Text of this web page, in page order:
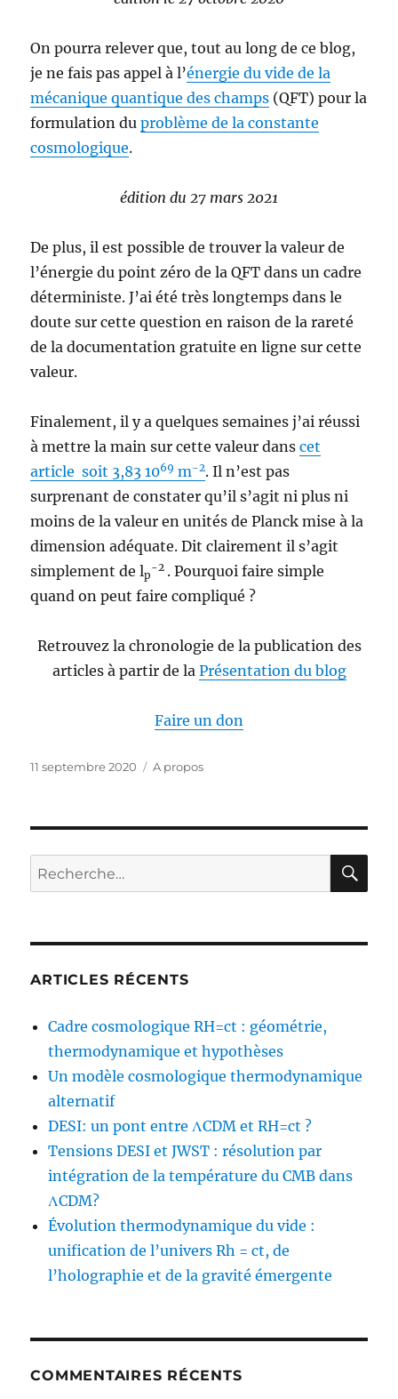
On pourra relever que, tout au long de ce blog,
je ne fais pas appel à l’énergie du vide de la
mécanique quantique des champs (QFT) pour la
formulation duproblème de la constante
cosmologique.
édition du 27 mars 2021
De plus, il est possible de trouver la valeur de
l’énergie du point zéro de la QFT dans un cadre
déterministe. J’ai été très longtemps dans le
doute sur cette question en raison de la rareté
de la documentation gratuite en ligne sur cette
valeur.
Finalement, il y a quelques semaines j’ai réussi
à mettre la main sur cette valeur danscet
article soit 3,83 1069 m-2. Il n’est pas
surprenant de constater qu’il s’agit ni plus ni
moins de la valeur en unités de Planck mise à la
dimension adéquate. Dit clairement il s’agit
simplement de lp
-2 . Pourquoi faire simple
quand on peut faire compliqué ?
Retrouvez la chronologie de la publication des
articles à partir de la Présentation du blog
Faire un don
Publié
11 septembre 2020 Catégories
A propos
Recherche
pour :
ARTICLES RÉCENTS
Cadre cosmologique RH=ct : géométrie,
thermodynamique et hypothèses
Un modèle cosmologique thermodynamique
alternatif
DESI: un pont entre ΛCDM et RH=ct ?
Tensions DESI et JWST : résolution par
intégration de la température du CMB dans
ΛCDM?
Évolution thermodynamique du vide :
unification de l’univers Rh = ct, de
l’holographie et de la gravité émergente
COMMENTAIRES RÉCENTS